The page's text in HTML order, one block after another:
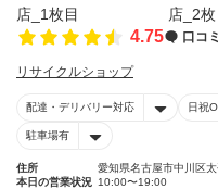
4.75 口コミ
リサイクルショップ
配達・デリバリー対応 日祝
駐車場有
住所
愛知県名古屋市中川区
本日の営業状況 10:00〜19:00